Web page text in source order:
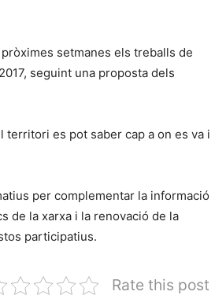
setmanes els treballs de
seguint una proposta dels
territori es pot saber cap a on es va i
per complementar la informació
de la xarxa i la renovació de la
participatius.
Rate this post